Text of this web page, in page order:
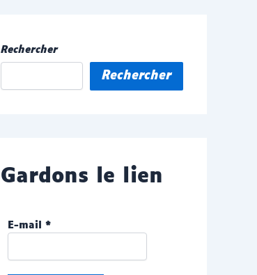
Rechercher
Rechercher
Gardons le lien
E-mail *